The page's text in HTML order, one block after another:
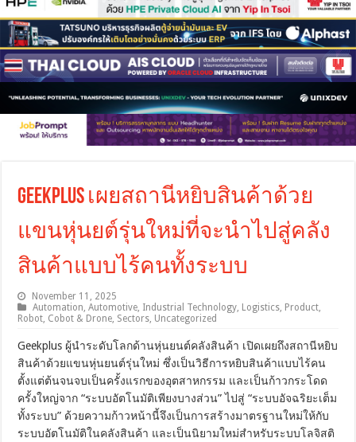
Geekplus เผยสถานีหยิบสินค้าด้วย
แขนหุ่นยต์รุ่นใหม่ที่จะนำไปสู่คลัง
สินค้าแบบไร้คนทั้งระบบ
November 11, 2025
Automation,Automotive, Industrial Technology, Logistics, Product,
Robot, Cobot & Drone, Sectors, Uncategorized
Geekplus ผู้นำระดับโลกด้านหุ่นยนต์คลังสินค้า เปิดเผยถึงสถานีหยิบ
สินค้าด้วยแขนหุ่นยนต์รุ่นใหม่ ซึ่งเป็นวิธีการหยิบสินค้าแบบไร้คน
ตั้งแต่ต้นจนจบเป็นครั้งแรกของอุตสาหกรรม และเป็นก้าวกระโดด
ครั้งใหญ่จาก “ระบบอัตโนมัติเพียงบางส่วน” ไปสู่ “ระบบอัจฉริยะเต็ม
ทั้งระบบ” ด้วยความก้าวหน้านี้จึงเป็นการสร้างมาตรฐานใหม่ให้กับ
ระบบอัตโนมัติในคลังสินค้า และเป็นนิยามใหม่สำหรับระบบโลจิสติ